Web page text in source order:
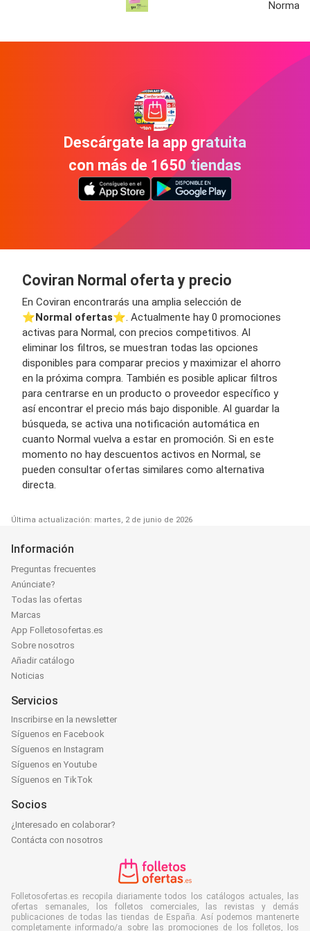
Normal
Descárgate la app gratuita
con más de 1650 tiendas
Coviran Normal oferta y precio
En Coviran encontrarás una amplia selección de
⭐️Normal ofertas⭐️. Actualmente hay 0 promociones
activas para Normal, con precios competitivos. Al
eliminar los filtros, se muestran todas las opciones
disponibles para comparar precios y maximizar el ahorro
en la próxima compra. También es posible aplicar filtros
para centrarse en un producto o proveedor específico y
así encontrar el precio más bajo disponible. Al guardar la
búsqueda, se activa una notificación automática en
cuanto Normal vuelva a estar en promoción. Si en este
momento no hay descuentos activos en Normal, se
pueden consultar ofertas similares como alternativa
directa.
Última actualización: martes, 2 de junio de 2026
Información
Preguntas frecuentes
Anúnciate?
Todas las ofertas
Marcas
App Folletosofertas.es
Sobre nosotros
Añadir catálogo
Noticias
Servicios
Inscribirse en la newsletter
Síguenos en Facebook
Síguenos en Instagram
Síguenos en Youtube
Síguenos en TikTok
Socios
¿Interesado en colaborar?
Contácta con nosotros
Folletosofertas.es recopila diariamente todos los catálogos actuales, las
ofertas semanales, los folletos comerciales, las revistas y demás
publicaciones de todas las tiendas de España. Así podemos mantenerte
completamente informado/a sobre las promociones de los folletos, los